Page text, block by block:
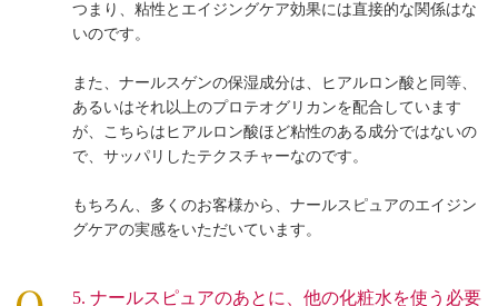
つまり、粘性とエイジングケア効果には直接的な関係はな
いのです。
また、ナールスゲンの保湿成分は、ヒアルロン酸と同等、
あるいはそれ以上のプロテオグリカンを配合しています
が、こちらはヒアルロン酸ほど粘性のある成分ではないの
で、サッパリしたテクスチャーなのです。
もちろん、多くのお客様から、ナールスピュアのエイジン
グケアの実感をいただいています。
5. ナールスピュアのあとに、他の化粧水を使う必要